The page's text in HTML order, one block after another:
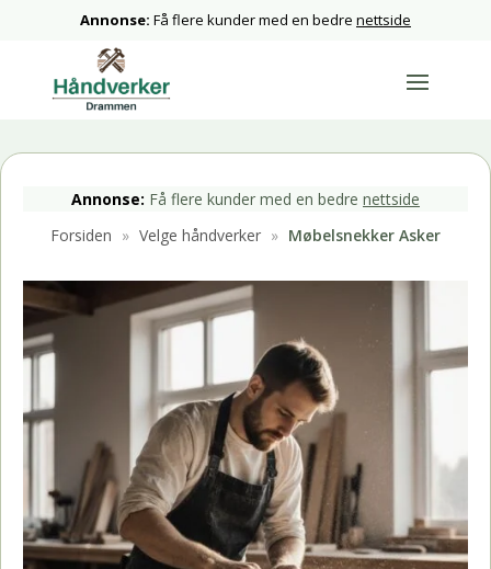
Annonse: Få flere kunder med en bedre nettside
Annonse: Få flere kunder med en bedre nettside
Forsiden » Velge håndverker » Møbelsnekker Asker